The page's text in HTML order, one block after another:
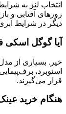
انتخاب لنز به
روزهای آفتابی و
دیگر در شرایط
آیا گوگل اسکی
خیر. بسیاری از
اسنوبرد،
قرار می‌گیرند.
هنگام خرید